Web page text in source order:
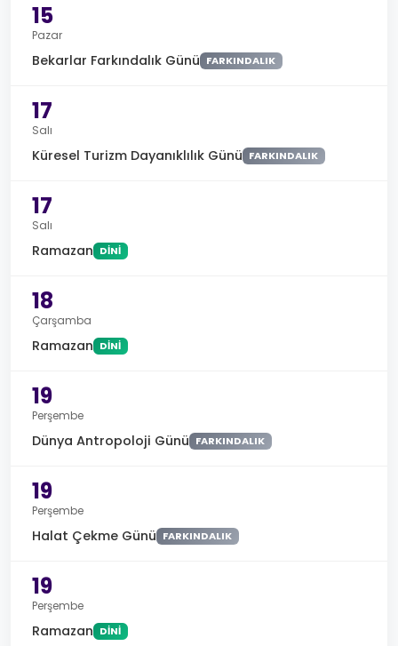
15
Pazar
Bekarlar Farkındalık Günü FARKINDALIK
17
Salı
Küresel Turizm Dayanıklılık Günü FARKINDALIK
17
Salı
Ramazan DINI
18
Çarşamba
Ramazan DINI
19
Perşembe
Dünya Antropoloji Günü FARKINDALIK
19
Perşembe
Halat Çekme Günü FARKINDALIK
19
Perşembe
Ramazan DINI